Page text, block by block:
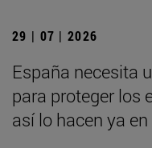
29 | 07 | 2026
España necesita
para proteger los
así lo hacen ya